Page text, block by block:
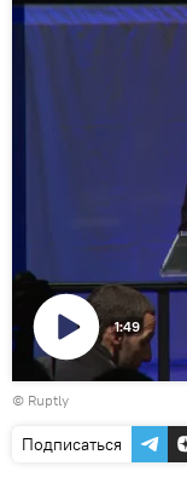
Воспроизвести
видео
1:49
© Ruptly
Подписаться